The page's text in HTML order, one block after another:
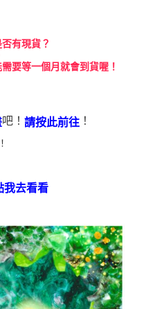
有現貨？
要等一個月就會到貨喔！
吧！ 請按此前往 ！
！
我去看看